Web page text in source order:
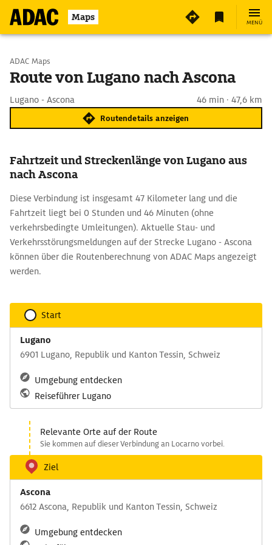
Maps MENÜ
Start wählen
ADAC Maps
Route von Lugano nach Ascona
Lugano - Ascona 46 min · 47,6 km
Routendetails anzeigen
Fahrtzeit und Streckenlänge von Lugano aus
nach Ascona
Diese Verbindung ist insgesamt 47 Kilometer lang und die
Fahrtzeit liegt bei 0 Stunden und 46 Minuten (ohne
verkehrsbedingte Umleitungen). Aktuelle Stau- und
Verkehrsstörungsmeldungen auf der Strecke Lugano - Ascona
können über die Routenberechnung von ADAC Maps angezeigt
werden.
Start
Lugano
6901 Lugano, Republik und Kanton Tessin, Schweiz
Umgebung entdecken
Reiseführer Lugano
Relevante Orte auf der Route
Sie kommen auf dieser Verbindung an Locarno vorbei.
Ziel
Ascona
6612 Ascona, Republik und Kanton Tessin, Schweiz
Umgebung entdecken